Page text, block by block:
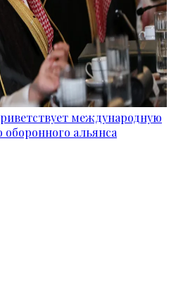
международную
альянса